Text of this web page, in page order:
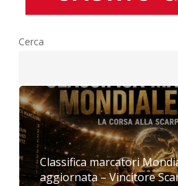
Cerca
Classifica marcatori
aggiornata – Vincitore